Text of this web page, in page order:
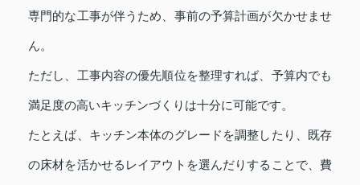
専門的な工事が伴うため、事前の予算計画が欠かせませ
ん。
ただし、工事内容の優先順位を整理すれば、予算内でも
満足度の高いキッチンづくりは十分に可能です。
たとえば、キッチン本体のグレードを調整したり、既存
の床材を活かせるレイアウトを選んだりすることで、費